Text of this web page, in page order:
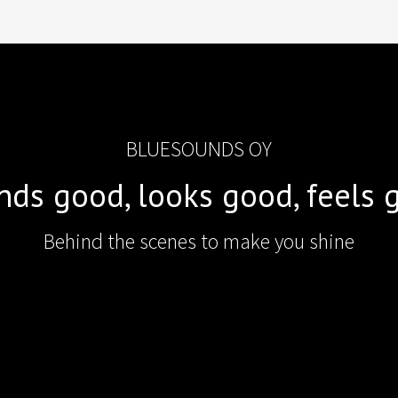
BLUESOUNDS OY
good, looks good, feels
Behind the scenes to make you shine